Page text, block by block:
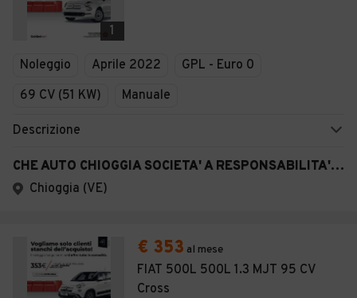
1
Noleggio Aprile 2022
GPL - Euro 0
69 CV (51 KW)
Manuale
Descrizione
CHE AUTO CHIOGGIA SOCIETA' A RESPONSABILITA' LIMITATA SEMPLIFICAT A
Chioggia (VE)
€ 353 al mese
FIAT 500L 500L 1.3 MJT 95 CV
Cross